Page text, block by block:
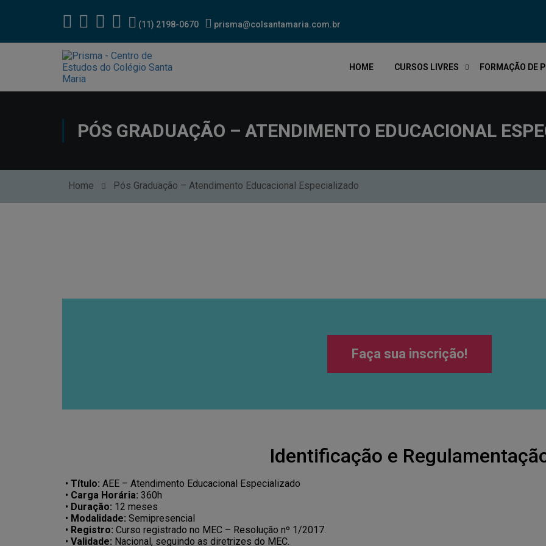
(11) 2198-0670 prisma@colsantamaria.com.br
HOME CURSOS LIVRES FORMAÇÃO DE
PÓS GRADUAÇÃO – ATENDIMENTO EDUCACIONAL
Home Pós Graduação – Atendimento Educacional Especializado
Faça sua inscrição!
Identificação e
• Título: AEE – Atendimento Educacional Especializado
• Carga Horária: 360h
• Duração: 12 meses
• Modalidade: Semipresencial
• Registro: Curso registrado no MEC – Resolução nº 1/2017.
• Validade: Nacional, seguindo as diretrizes do MEC.